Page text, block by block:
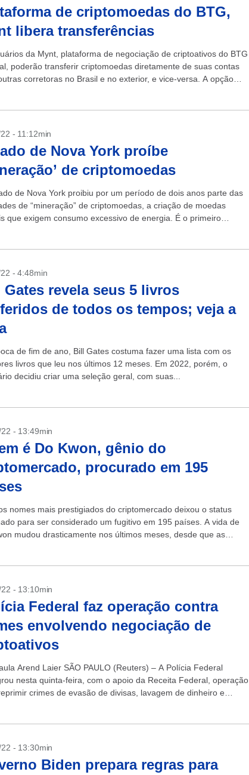
de criptomoedas do BTG,
libera transferências
da Mynt, plataforma de negociação de criptoativos do BTG
poderão transferir criptomoedas diretamente de suas contas
corretoras no Brasil e no exterior, e vice-versa. A opção
- 11:12min
de Nova York proíbe
de criptomoedas
de Nova York proibiu por um período de dois anos parte das
de “mineração” de criptomoedas, a criação de moedas
que exigem consumo excessivo de energia. É o primeiro
- 4:48min
revela seus 5 livros
de todos os tempos; veja a
de fim de ano, Bill Gates costuma fazer uma lista com os
livros que leu nos últimos 12 meses. Em 2022, porém, o
decidiu criar uma seleção geral, com suas...
- 13:49min
é Do Kwon, gênio do
procurado em 195
nomes mais prestigiados do criptomercado deixou o status
para ser considerado um fugitivo em 195 países. A vida de
mudou drasticamente nos últimos meses, desde que as
- 13:10min
Federal faz operação contra
envolvendo negociação de
Arend Laier SÃO PAULO (Reuters) – A Polícia Federal
nesta quinta-feira, com o apoio da Receita Federal, operação
crimes de evasão de divisas, lavagem de dinheiro e
- 13:30min
Biden prepara regras para